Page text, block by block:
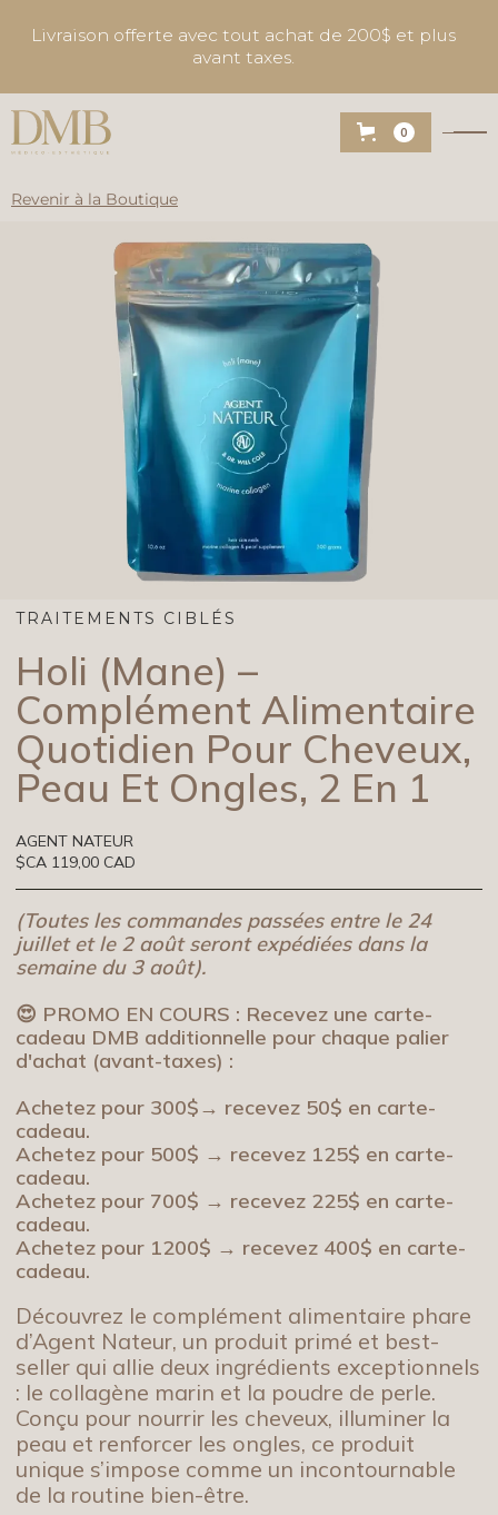
Livraison offerte avec tout achat de 200$ et plus
avant taxes.
0
Revenir à la Boutique
TRAITEMENTS CIBLÉS
Holi (mane) –
Complément Alimentaire
Quotidien Pour Cheveux,
Peau Et Ongles, 2 En 1
AGENT NATEUR
$CA 119,00 CAD
(Toutes les commandes passées entre le 24
juillet et le 2 août seront expédiées dans la
semaine du 3 août).
😍 PROMO EN COURS : Recevez une carte-
cadeau DMB additionnelle pour chaque palier
d'achat (avant-taxes) :
Achetez pour 300$→ recevez 50$ en carte-
cadeau.
Achetez pour 500$ → recevez 125$ en carte-
cadeau.
Achetez pour 700$ → recevez 225$ en carte-
cadeau.
Achetez pour 1200$ → recevez 400$ en carte-
cadeau.
Découvrez le complément alimentaire phare
d’Agent Nateur, un produit primé et best-
seller qui allie deux ingrédients exceptionnels
: le collagène marin et la poudre de perle.
Conçu pour nourrir les cheveux, illuminer la
peau et renforcer les ongles, ce produit
unique s’impose comme un incontournable
de la routine bien-être.